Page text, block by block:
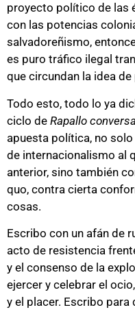
proyecto político de las
con las potencias
salvadoreñismo,
es puro tráfico ilegal
que circundan la idea de
Todo esto, todo lo ya
ciclo de Rapallo conversa
apuesta política, no
de internacionalismo al
anterior, sino también
quo, contra cierta
cosas.
Escribo con un afán de
acto de resistencia
y el consenso de la
ejercer y celebrar el
y el placer. Escribo